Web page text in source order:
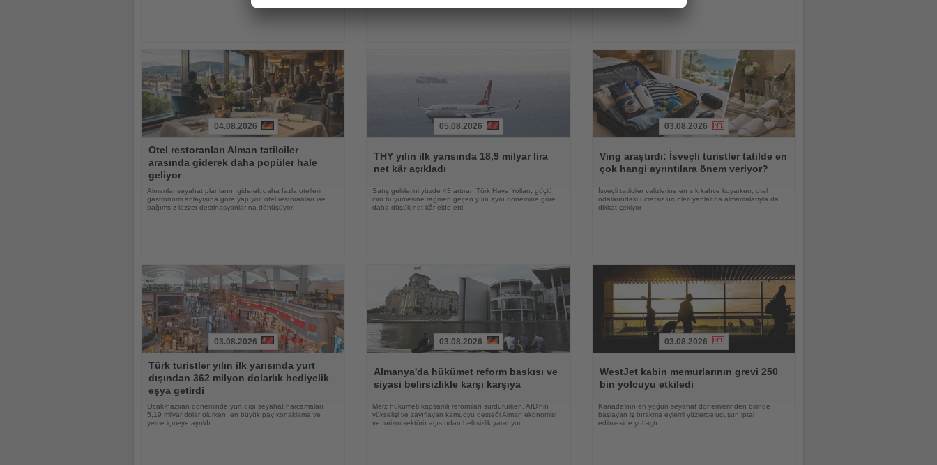
Oku
04.08.2026
Otel restoranları Alman tatilciler
arasında giderek daha popüler hale
geliyor
Almanlar seyahat planlarını giderek daha fazla otellerin
gastronomi anlayışına göre yapıyor, otel restoranları ise
bağımsız lezzet destinasyonlarına dönüşüyor
Oku
05.08.2026
THY yılın ilk yarısında 18,9 milyar lira
net kâr açıkladı
Satış gelirlerini yüzde 43 artıran Türk Hava Yolları, güçlü
ciro büyümesine rağmen geçen yılın aynı dönemine göre
daha düşük net kâr elde etti
Oku
03.08.2026
Ving araştırdı: İsveçli turistler tatilde en
çok hangi ayrıntılara önem veriyor?
İsveçli tatilciler valizlerine en sık kahve koyarken, otel
odalarındaki ücretsiz ürünleri yanlarına almamalarıyla da
dikkat çekiyor
Oku
03.08.2026
Türk turistler yılın ilk yarısında yurt
dışından 362 milyon dolarlık hediyelik
eşya getirdi
Ocak-haziran döneminde yurt dışı seyahat harcamaları
5,19 milyar dolar olurken, en büyük pay konaklama ve
yeme içmeye ayrıldı
Oku
03.08.2026
Almanya'da hükümet reform baskısı ve
siyasi belirsizlikle karşı karşıya
Merz hükümeti kapsamlı reformları sürdürürken, AfD'nin
yükselişi ve zayıflayan kamuoyu desteği Alman ekonomisi
ve turizm sektörü açısından belirsizlik yaratıyor
Oku
03.08.2026
WestJet kabin memurlarının grevi 250
bin yolcuyu etkiledi
Kanada'nın en yoğun seyahat dönemlerinden birinde
başlayan iş bırakma eylemi yüzlerce uçuşun iptal
edilmesine yol açtı